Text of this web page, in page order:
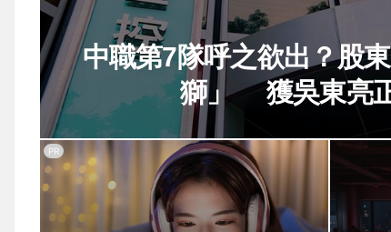
中職第7隊呼之欲出？股
獅」 獲吳東亮
PR